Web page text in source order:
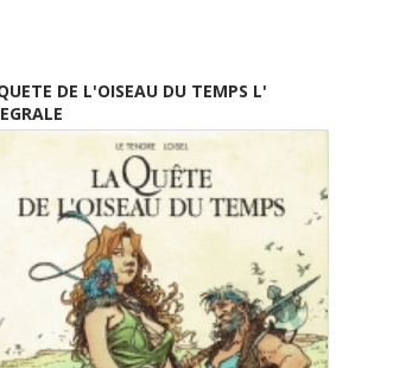
DE L'OISEAU DU TEMPS L'